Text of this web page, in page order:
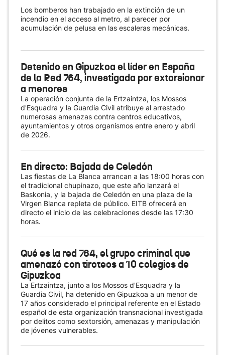
Los bomberos han trabajado en la extinción de un
incendio en el acceso al metro, al parecer por
acumulación de pelusa en las escaleras mecánicas.
Detenido en Gipuzkoa el líder en España
de la Red 764, investigada por extorsionar
a menores
La operación conjunta de la Ertzaintza, los Mossos
d'Esquadra y la Guardia Civil atribuye al arrestado
numerosas amenazas contra centros educativos,
ayuntamientos y otros organismos entre enero y abril
de 2026.
En directo: Bajada de Celedón
Las fiestas de La Blanca arrancan a las 18:00 horas con
el tradicional chupinazo, que este año lanzará el
Baskonia, y la bajada de Celedón en una plaza de la
Virgen Blanca repleta de público. EITB ofrecerá en
directo el inicio de las celebraciones desde las 17:30
horas.
Qué es la red 764, el grupo criminal que
amenazó con tiroteos a 10 colegios de
Gipuzkoa
La Ertzaintza, junto a los Mossos d'Esquadra y la
Guardia Civil, ha detenido en Gipuzkoa a un menor de
17 años considerado el principal referente en el Estado
español de esta organización transnacional investigada
por delitos como sextorsión, amenazas y manipulación
de jóvenes vulnerables.